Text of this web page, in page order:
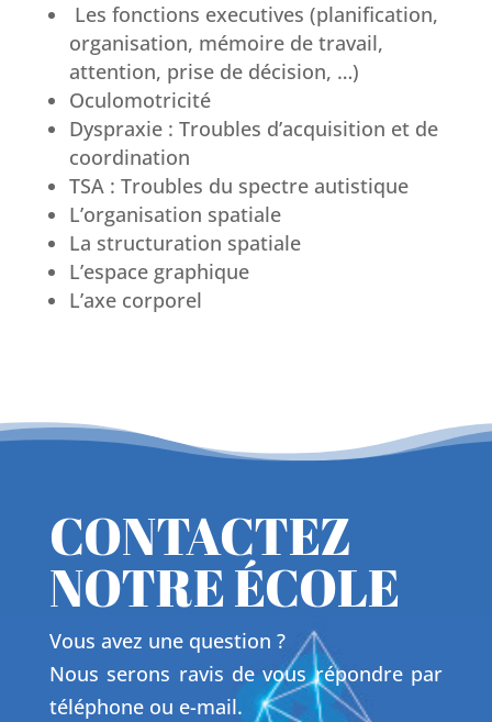
Les fonctions executives (planification,
organisation, mémoire de travail,
attention, prise de décision, …)
Oculomotricité
Dyspraxie : Troubles d’acquisition et de
coordination
TSA : Troubles du spectre autistique
L’organisation spatiale
La structuration spatiale
L’espace graphique
L’axe corporel
CONTACTEZ
NOTRE ÉCOLE
Vous avez une question ?
Nous serons ravis de vous répondre par
téléphone ou e-mail.